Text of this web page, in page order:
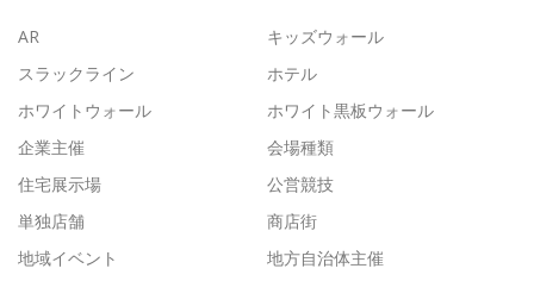
AR
キッズウォール
スラックライン
ホテル
ホワイトウォール
ホワイト黒板ウォール
企業主催
会場種類
住宅展示場
公営競技
単独店舗
商店街
地域イベント
地方自治体主催